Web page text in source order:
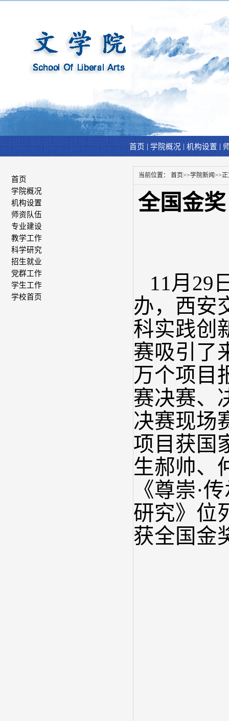
首页 | 学院概况 | 机构设置 |
首页
学院概况
机构设置
师资队伍
专业建设
教学工作
科学研究
招生就业
党群工作
学生工作
学校首页
当前位置： 首页>>学院新闻>>
全国金
11月29
办，西安
科实践创
赛吸引了
万个项目
赛决赛、
决赛现场
项目获国
生郝帅、
《尊崇·
研究》位
获全国金